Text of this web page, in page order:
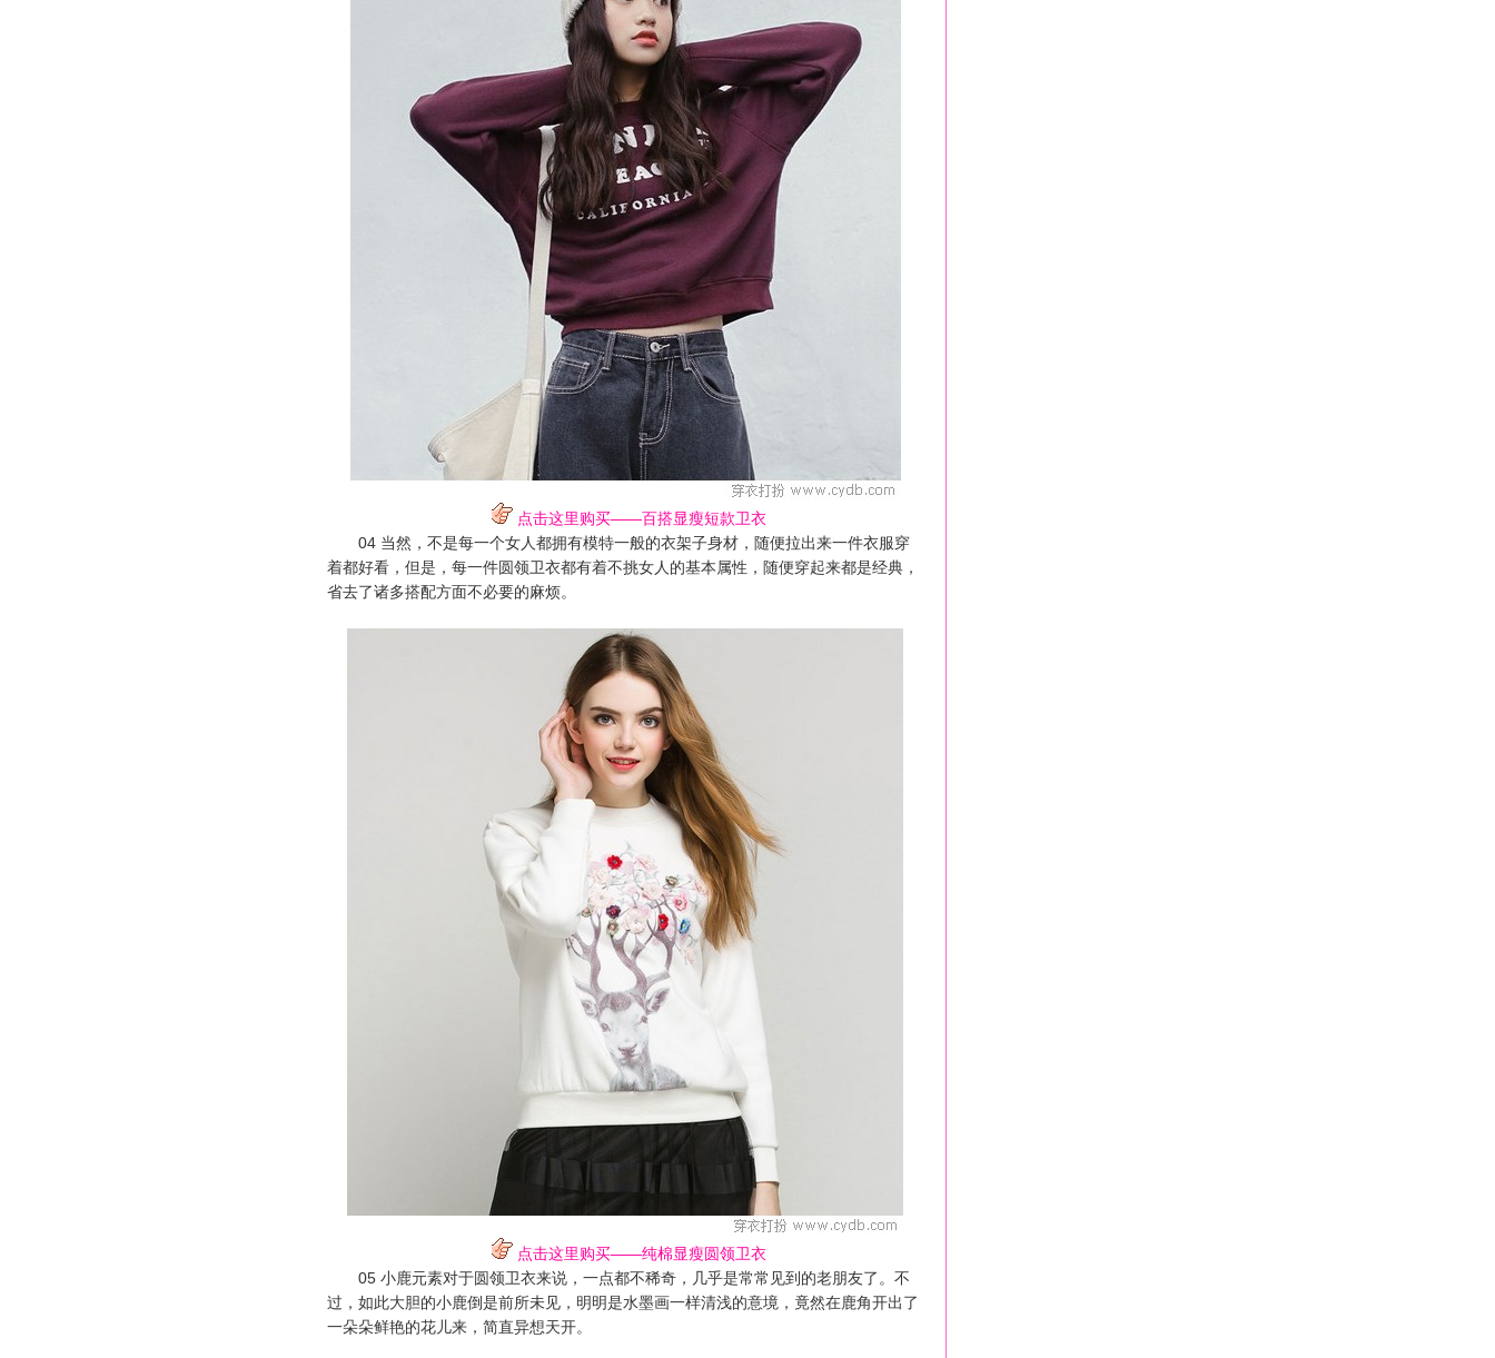
点击这里购买——百搭显瘦短款卫衣
04 当然，不是每一个女人都拥有模特一般的衣架子身材，随便拉出来一件衣服穿
着都好看，但是，每一件圆领卫衣都有着不挑女人的基本属性，随便穿起来都是经典，
省去了诸多搭配方面不必要的麻烦。
点击这里购买——纯棉显瘦圆领卫衣
05 小鹿元素对于圆领卫衣来说，一点都不稀奇，几乎是常常见到的老朋友了。不
过，如此大胆的小鹿倒是前所未见，明明是水墨画一样清浅的意境，竟然在鹿角开出了
一朵朵鲜艳的花儿来，简直异想天开。